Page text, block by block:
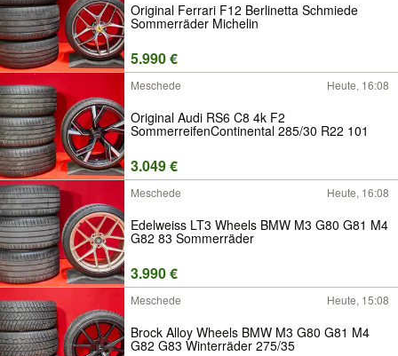
Original Ferrari F12 Berlinetta Schmiede
Sommerräder Michelin
5.990 €
Meschede Heute, 16:08
Original Audi RS6 C8 4k F2
SommerreifenContinental 285/30 R22 101
3.049 €
Meschede Heute, 16:08
Edelweiss LT3 Wheels BMW M3 G80 G81 M4
G82 83 Sommerräder
3.990 €
Meschede Heute, 15:08
Brock Alloy Wheels BMW M3 G80 G81 M4
G82 G83 Winterräder 275/35